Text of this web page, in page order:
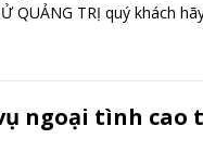
QUẢNG TRỊ quý khách
ngoại tình cao